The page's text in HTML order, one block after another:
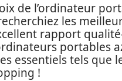
de l’ordinateur
les
rapport
portables
essentiels tels que
!